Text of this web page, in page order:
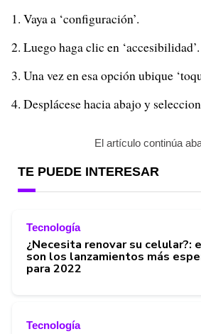
Vaya a ‘configuración’.
Luego haga clic en ‘accesibilidad’.
Una vez en esa opción ubique
Desplácese hacia abajo y
El artículo continúa
TE PUEDE INTERESAR
Tecnología
¿Necesita renovar su celular?:
son los lanzamientos más
para 2022
Tecnología